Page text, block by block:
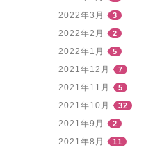
2022年3月 3
2022年2月 2
2022年1月 5
2021年12月 7
2021年11月 5
2021年10月 32
2021年9月 2
2021年8月 11